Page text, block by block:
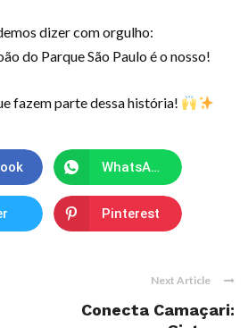
dizer com orgulho:
do Parque São Paulo é o nosso!
fazem parte dessa história!
WhatsApp
Pinterest
Next Article
Conecta Camaçari: